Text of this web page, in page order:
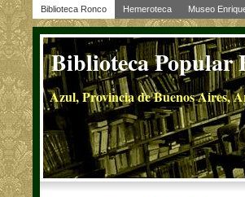
Biblioteca Ronco Hemeroteca Museo
Biblioteca Popular
Azul, Provincia de Buenos Aires,